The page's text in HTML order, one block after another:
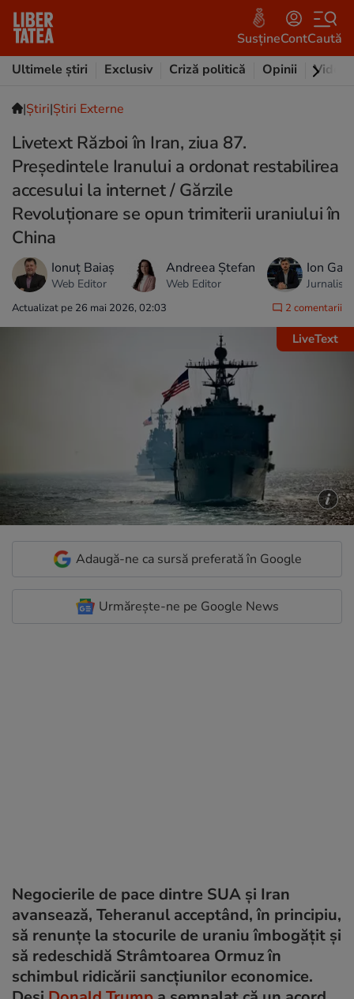
SusțineContCaută
Ultimele știri
Exclusiv Criză politică Opinii Video
|Ştiri|Știri Externe
Livetext Război în Iran, ziua 87.
Președintele Iranului a ordonat restabilirea
accesului la internet / Gărzile
Revoluționare se opun trimiterii uraniului în
China
Ionuț Baiaș
Web Editor
Andreea Ștefan
Web Editor
Ion
Jurnalist
Actualizat pe 26 mai 2026, 02:03 2 comentarii
LiveText
Adaugă-ne ca sursă preferată în Google
Urmărește-ne pe Google News
Negocierile de pace dintre SUA și Iran
avansează, Teheranul acceptând, în principiu,
să renunțe la stocurile de uraniu îmbogățit și
să redeschidă Strâmtoarea Ormuz în
schimbul ridicării sancțiunilor economice.